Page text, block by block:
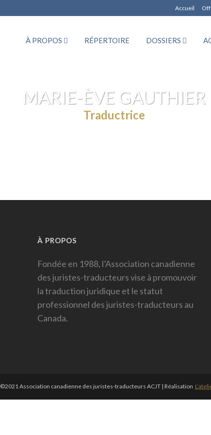
Accueil
À PROPOS RÉPERTOIRE DOSSIERS
MARIE-ÈVE GAUTHIER
Traductrice
À PROPOS
Fondée en 1988, l’Association canadienne
des juristes-traducteurs vise à promouvoir
la traduction juridique et le statut
professionnel des juristes-traducteurs au
Canada.
©2021 Association canadienne des juristes-traducteurs ACJT | Réalisation